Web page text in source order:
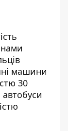
машини
30